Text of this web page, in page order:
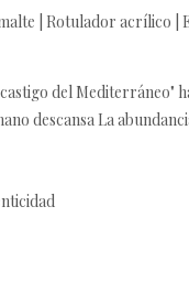
| Rotulador acrílico |
del Mediterráneo"
descansa La